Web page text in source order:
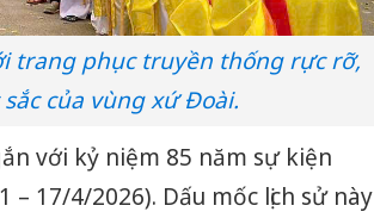
trang phục truyền thống rực rỡ,
của vùng xứ Đoài.
với kỷ niệm 85 năm sự kiện
17/4/2026). Dấu mốc lịch sử này